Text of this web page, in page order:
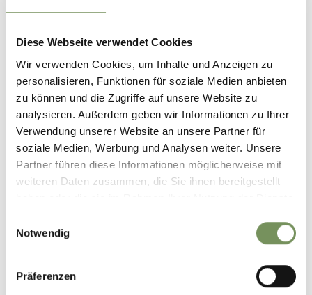
Diese Webseite verwendet Cookies
Wir verwenden Cookies, um Inhalte und Anzeigen zu
personalisieren, Funktionen für soziale Medien anbieten
zu können und die Zugriffe auf unsere Website zu
analysieren. Außerdem geben wir Informationen zu Ihrer
Verwendung unserer Website an unsere Partner für
soziale Medien, Werbung und Analysen weiter. Unsere
Partner führen diese Informationen möglicherweise mit
weiteren Daten zusammen, die Sie ihnen bereitgestellt
Notwendig
Präferenzen
Mobil
Mitteilung